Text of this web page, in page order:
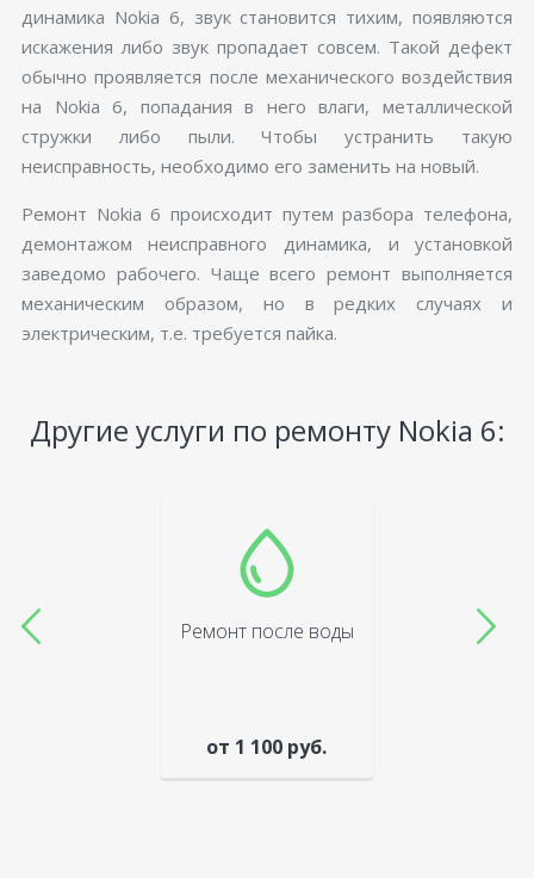
динамика Nokia 6, звук становится тихим, появляются
искажения либо звук пропадает совсем. Такой дефект
обычно проявляется после механического воздействия
на Nokia 6, попадания в него влаги, металлической
стружки либо пыли. Чтобы устранить такую
неисправность, необходимо его заменить на новый.
Ремонт Nokia 6 происходит путем разбора телефона,
демонтажом неисправного динамика, и установкой
заведомо рабочего. Чаще всего ремонт выполняется
механическим образом, но в редких случаях и
электрическим, т.е. требуется пайка.
Другие услуги по ремонту Nokia 6:
Ремонт после воды
от 1 100 руб.